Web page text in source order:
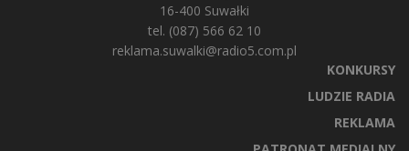
16-400 Suwałki
tel. (087) 566 62 10
reklama.suwalki@radio5.com.pl
KONKURSY
LUDZIE RADIA
REKLAMA